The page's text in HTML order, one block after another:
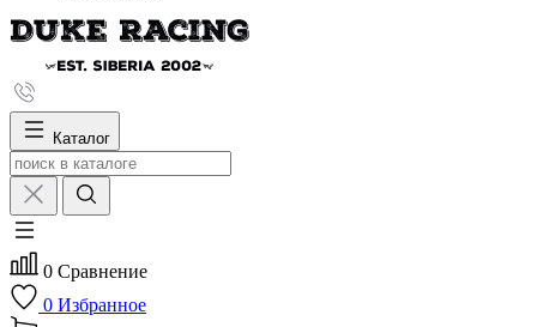
Каталог
0 Сравнение
0 Избранное